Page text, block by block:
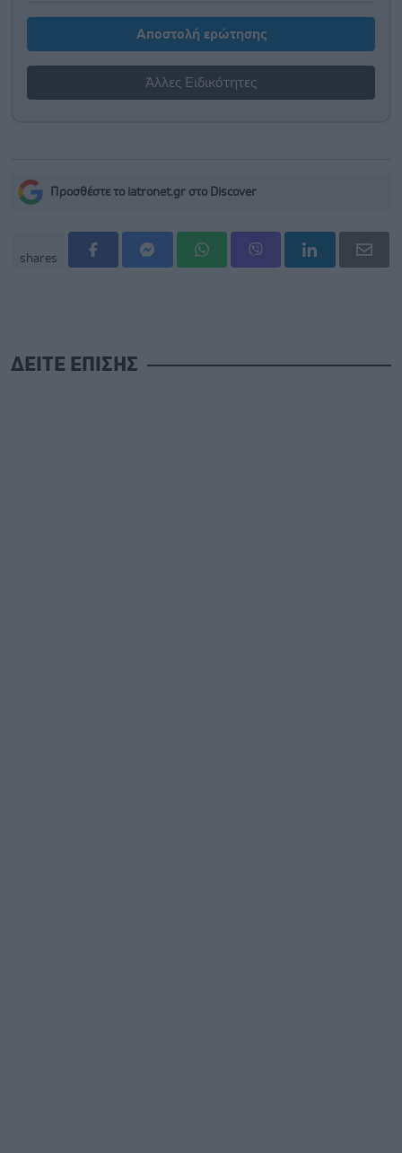
Αποστολή ερώτησης
Άλλες Ειδικότητες
Προσθέστε το iatronet.gr στο Discover
shares
ΔΕΙΤΕ ΕΠΙΣΗΣ